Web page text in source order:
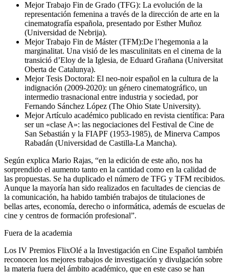
Mejor Trabajo Fin de Grado (TFG): La evolución de la
representación femenina a través de la dirección de arte en la
cinematografía española, presentado por Esther Muñoz
(Universidad de Nebrija).
Mejor Trabajo Fin de Máster (TFM):De l’hegemonia a la
marginalitat. Una visió de les masculinitats en el cinema de la
transició d’Eloy de la Iglesia, de Eduard Grañana (Universitat
Oberta de Catalunya).
Mejor Tesis Doctoral: El neo-noir español en la cultura de la
indignación (2009-2020): un género cinematográfico, un
intermedio trasnacional entre industria y sociedad, por
Fernando Sánchez López (The Ohio State University).
Mejor Artículo académico publicado en revista científica: Para
ser un «clase A»: las negociaciones del Festival de Cine de
San Sebastián y la FIAPF (1953-1985), de Minerva Campos
Rabadán (Universidad de Castilla-La Mancha).
Según explica Mario Rajas, “en la edición de este año, nos ha
sorprendido el aumento tanto en la cantidad como en la calidad de
las propuestas. Se ha duplicado el número de TFG y TFM recibidos.
Aunque la mayoría han sido realizados en facultades de ciencias de
la comunicación, ha habido también trabajos de titulaciones de
bellas artes, economía, derecho o informática, además de escuelas de
cine y centros de formación profesional”.
Fuera de la academia
Los IV Premios FlixOlé a la Investigación en Cine Español también
reconocen los mejores trabajos de investigación y divulgación sobre
la materia fuera del ámbito académico, que en este caso se han